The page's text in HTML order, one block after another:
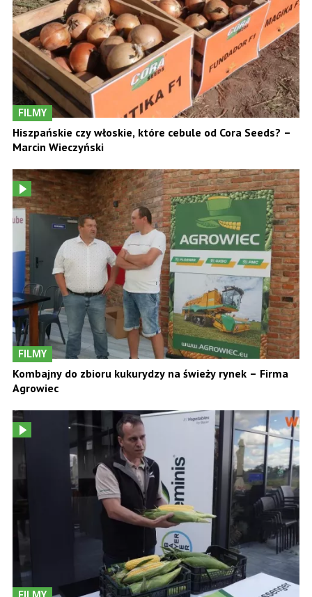
FILMY
Hiszpańskie czy włoskie, które cebule od Cora Seeds? –
Marcin Wieczyński
FILMY
Kombajny do zbioru kukurydzy na świeży rynek – Firma
Agrowiec